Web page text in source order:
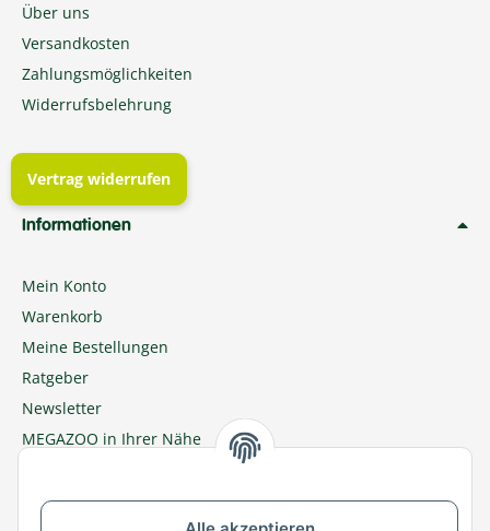
Über uns
Versandkosten
Zahlungsmöglichkeiten
Widerrufsbelehrung
Vertrag widerrufen
Informationen
Mein Konto
Warenkorb
Meine Bestellungen
Ratgeber
Newsletter
MEGAZOO in Ihrer Nähe
Zu MEGAZOO-nord.de wechseln